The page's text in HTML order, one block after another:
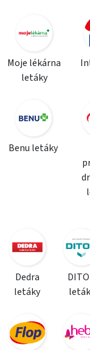
Moje lékárna
letáky
Benu letáky
Dedra
letáky